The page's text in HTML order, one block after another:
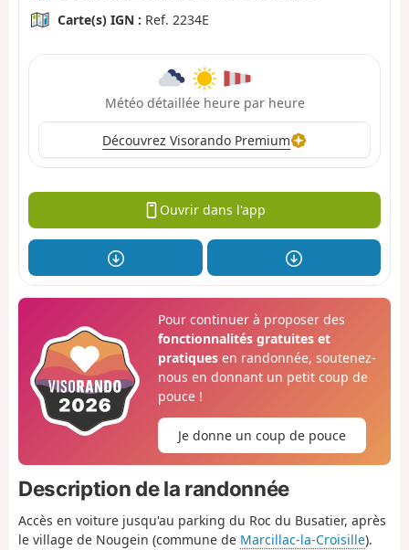
Carte(s) IGN : Ref. 2234E
Météo détaillée heure par heure
Découvrez Visorando Premium
Ouvrir dans l'app
Pour continuer à proposer des
fonctionnalités gratuites et
pratiquesen randonnée, soutenez-
nous en donnant un petit coup de
pouce !
Je donne un coup de pouce
Description de la randonnée
Accès en voiture jusqu'au parking du Roc du Busatier, après
le village de Nougein (commune de Marcillac-la-Croisille).